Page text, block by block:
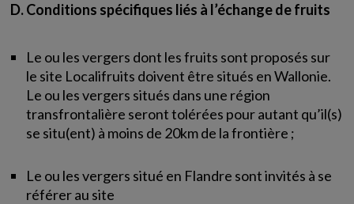
D. Conditions spécifiques liés à l’échange de fruits
Le ou les vergers dont les fruits sont proposés sur
le site Localifruits doivent être situés en Wallonie.
Le ou les vergers situés dans une région
transfrontalière seront tolérées pour autant qu’il(s)
se situ(ent) à moins de 20km de la frontière ;
Le ou les vergers situé en Flandre sont invités à se
référer au site